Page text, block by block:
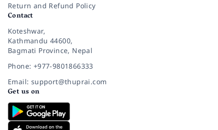
Return and Refund Policy
Contact
Koteshwar,
Kathmandu 44600,
Bagmati Province, Nepal
Phone: +977-9801866333
Email: support@thuprai.com
Get us on